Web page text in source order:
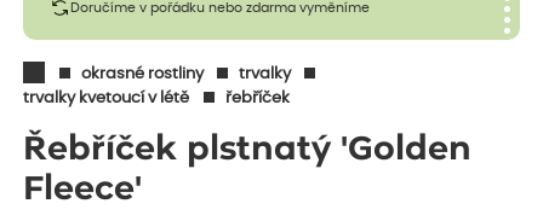
Doručíme v pořádku nebo zdarma vyměníme
okrasné rostliny
trvalky
trvalky kvetoucí v létě
řebříček
Řebříček plstnatý 'Golden
Fleece'